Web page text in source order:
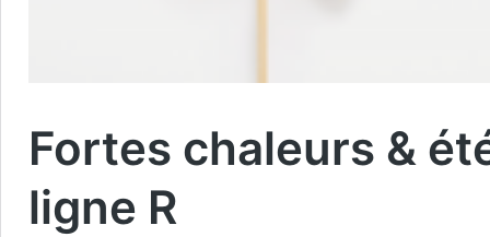
Fortes chaleurs &
ligne R